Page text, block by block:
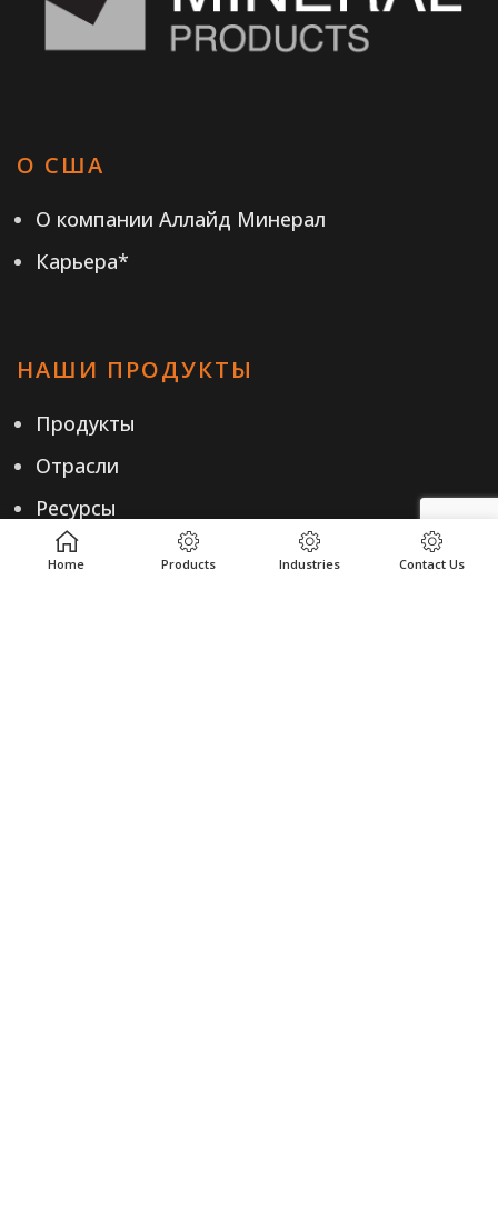
О США
О компании Аллайд Минерал
Карьера*
НАШИ ПРОДУКТЫ
Продукты
Отрасли
Ресурсы
Home Products Industries Contact Us